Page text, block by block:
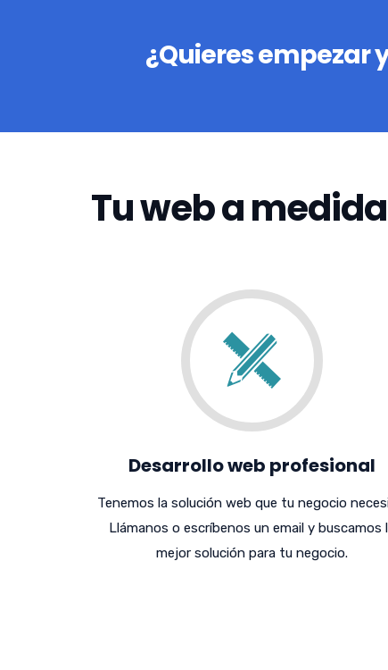
¿Quieres empezar
Tu web a medida
Desarrollo web profesional
Tenemos la solución web que tu negocio
Llámanos o escríbenos un email y buscamos
mejor solución para tu negocio.